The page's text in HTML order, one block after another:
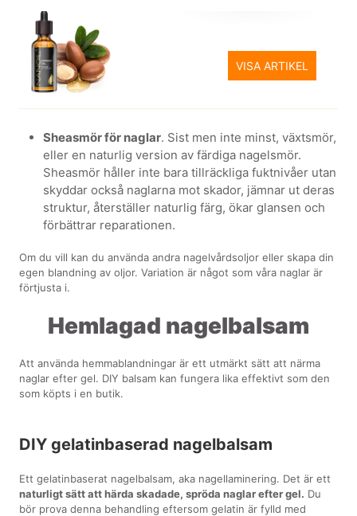
VISA ARTIKEL
Sheasmör för naglar. Sist men inte minst, växtsmör,
eller en naturlig version av färdiga nagelsmör.
Sheasmör håller inte bara tillräckliga fuktnivåer utan
skyddar också naglarna mot skador, jämnar ut deras
struktur, återställer naturlig färg, ökar glansen och
förbättrar reparationen.
Om du vill kan du använda andra nagelvårdsoljor eller skapa din
egen blandning av oljor. Variation är något som våra naglar är
förtjusta i.
Hemlagad nagelbalsam
Att använda hemmablandningar är ett utmärkt sätt att närma
naglar efter gel. DIY balsam kan fungera lika effektivt som den
som köpts i en butik.
DIY gelatinbaserad nagelbalsam
Ett gelatinbaserat nagelbalsam, aka nagellaminering. Det är ett
naturligt sätt att härda skadade, spröda naglar efter gel. Du
bör prova denna behandling eftersom gelatin är fylld med